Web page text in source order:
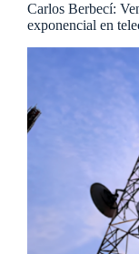
Carlos Berbecí:
exponencial en